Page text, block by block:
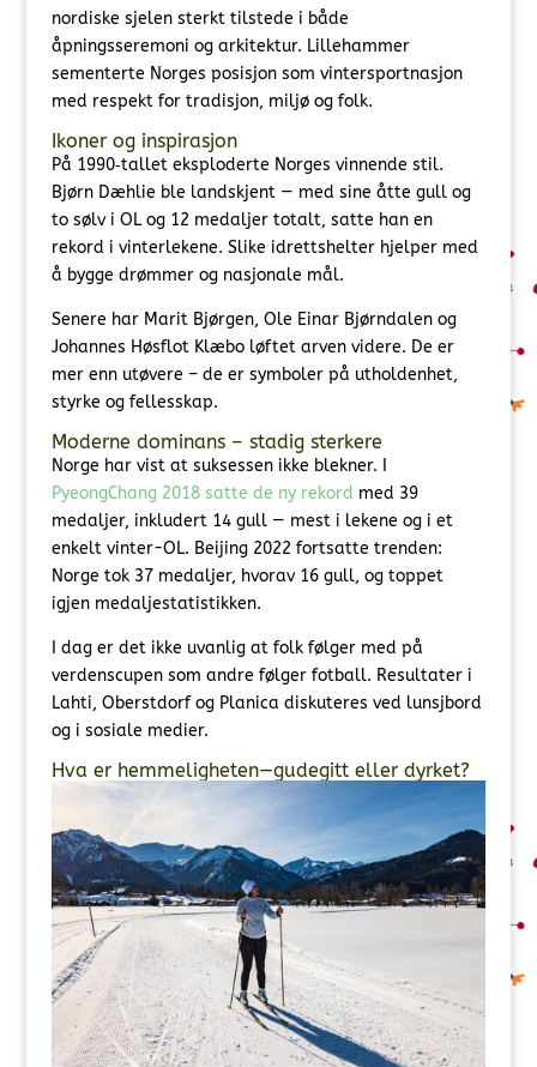
nordiske sjelen sterkt tilstede i både
åpningsseremoni og arkitektur. Lillehammer
sementerte Norges posisjon som vintersportnasjon
med respekt for tradisjon, miljø og folk.
Ikoner og inspirasjon
På 1990‑tallet eksploderte Norges vinnende stil.
Bjørn Dæhlie ble landskjent — med sine åtte gull og
to sølv i OL og 12 medaljer totalt, satte han en
rekord i vinterlekene. Slike idrettshelter hjelper med
å bygge drømmer og nasjonale mål.
Senere har Marit Bjørgen, Ole Einar Bjørndalen og
Johannes Høsflot Klæbo løftet arven videre. De er
mer enn utøvere – de er symboler på utholdenhet,
styrke og fellesskap.
Moderne dominans – stadig sterkere
Norge har vist at suksessen ikke blekner. I
PyeongChang 2018 satte de ny rekord med 39
medaljer, inkludert 14 gull — mest i lekene og i et
enkelt vinter-OL. Beijing 2022 fortsatte trenden:
Norge tok 37 medaljer, hvorav 16 gull, og toppet
igjen medaljestatistikken.
I dag er det ikke uvanlig at folk følger med på
verdenscupen som andre følger fotball. Resultater i
Lahti, Oberstdorf og Planica diskuteres ved lunsjbord
og i sosiale medier.
Hva er hemmeligheten—gudegitt eller dyrket?